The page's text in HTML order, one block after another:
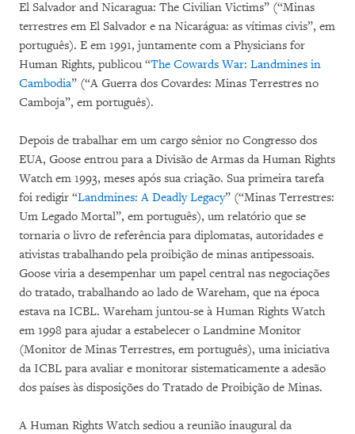
El Salvador and Nicaragua: The Civilian Victims” (“Minas
terrestres em El Salvador e na Nicarágua: as vítimas civis”, em
português). E em 1991, juntamente com a Physicians for
Human Rights, publicou “The Cowards War: Landmines in
Cambodia” (“A Guerra dos Covardes: Minas Terrestres no
Camboja”, em português).
Depois de trabalhar em um cargo sênior no Congresso dos
EUA, Goose entrou para a Divisão de Armas da Human Rights
Watch em 1993, meses após sua criação. Sua primeira tarefa
foi redigir “Landmines: A Deadly Legacy” (“Minas Terrestres:
Um Legado Mortal”, em português), um relatório que se
tornaria o livro de referência para diplomatas, autoridades e
ativistas trabalhando pela proibição de minas antipessoais.
Goose viria a desempenhar um papel central nas negociações
do tratado, trabalhando ao lado de Wareham, que na época
estava na ICBL. Wareham juntou-se à Human Rights Watch
em 1998 para ajudar a estabelecer o Landmine Monitor
(Monitor de Minas Terrestres, em português), uma iniciativa
da ICBL para avaliar e monitorar sistematicamente a adesão
dos países às disposições do Tratado de Proibição de Minas.
A Human Rights Watch sediou a reunião inaugural da